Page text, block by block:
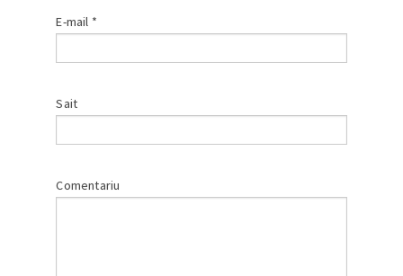
E-mail *
Sait
Comentariu